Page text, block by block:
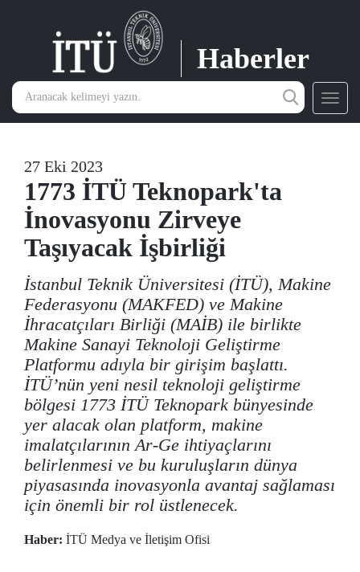
Haberler
27 Eki 2023
1773 İTÜ Teknopark'ta
İnovasyonu Zirveye
Taşıyacak İşbirliği
İstanbul Teknik Üniversitesi (İTÜ), Makine
Federasyonu (MAKFED) ve Makine
İhracatçıları Birliği (MAİB) ile birlikte
Makine Sanayi Teknoloji Geliştirme
Platformu adıyla bir girişim başlattı.
İTÜ’nün yeni nesil teknoloji geliştirme
bölgesi 1773 İTÜ Teknopark bünyesinde
yer alacak olan platform, makine
imalatçılarının Ar-Ge ihtiyaçlarını
belirlenmesi ve bu kuruluşların dünya
piyasasında inovasyonla avantaj sağlaması
için önemli bir rol üstlenecek.
Haber: İTÜ Medya ve İletişim Ofisi